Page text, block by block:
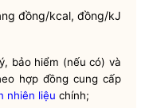
đồng/kcal, đồng/kJ
bảo hiểm (nếu có) và
hợp đồng cung cấp
nhiên liệu chính;